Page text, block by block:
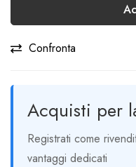
Confronta
Acquisti per
Registrati come
vantaggi dedicati